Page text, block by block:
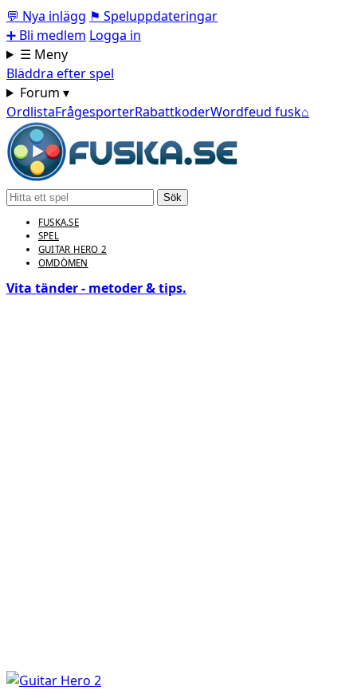
💬 Nya inlägg ⚑ Speluppdateringar
➕ Bli medlem Logga in
☰ Meny
Bläddra efter spel
Forum ▾
OrdlistaFrågesporterRabattkoderWordfeud fusk⌂
Sök
FUSKA.SE
SPEL
GUITAR HERO 2
OMDÖMEN
Vita tänder - metoder & tips.